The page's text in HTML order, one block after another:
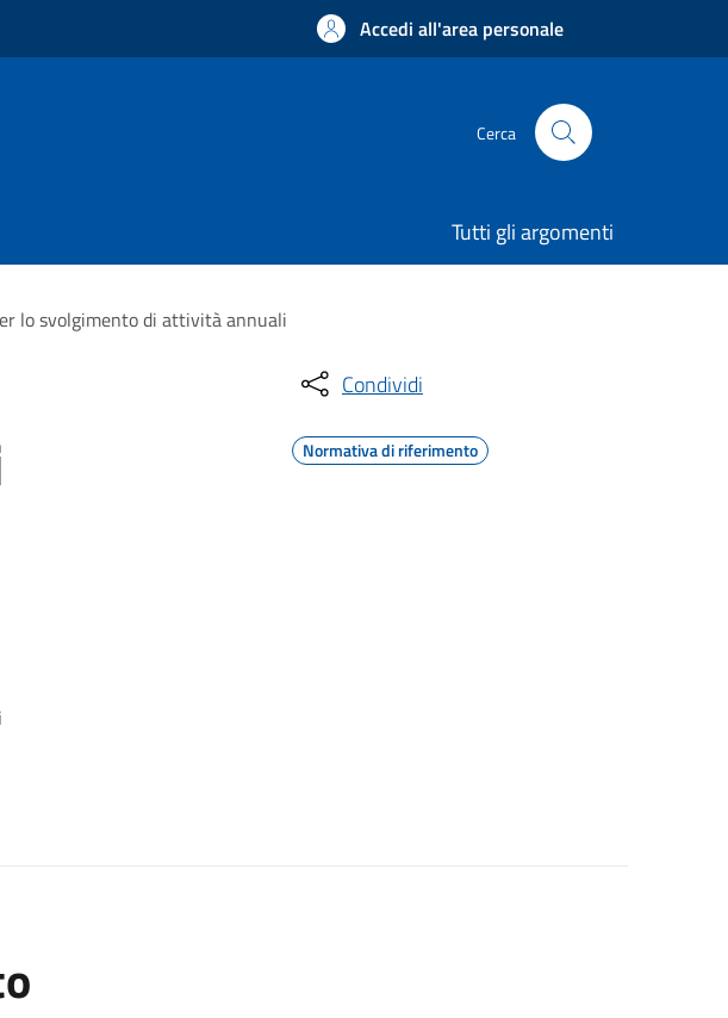
Accedi all'area personale
Cerca
Tutti gli argomenti
lo svolgimento di attività annuali
Condividi
Normativa di riferimento